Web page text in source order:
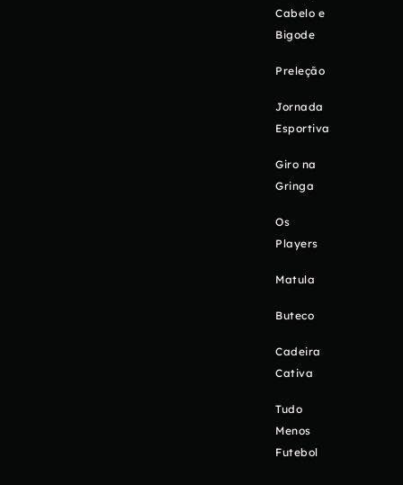
Cabelo e
Bigode
Preleção
Jornada
Esportiva
Giro na
Gringa
Os
Players
Matula
Buteco
Cadeira
Cativa
Tudo
Menos
Futebol